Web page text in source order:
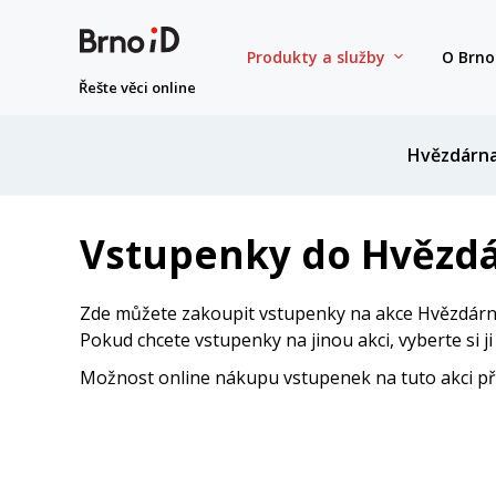
Řešte věci online
Produkty a služby O
Vstupenky do
Zde můžete zakoupit vstupenky na akce
Pokud chcete vstupenky na jinou akci, vyberte si
Možnost online nákupu vstupenek na tuto akci